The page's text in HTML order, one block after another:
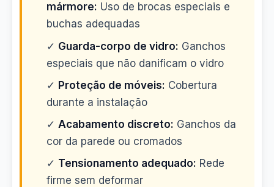
mármore: Uso de brocas especiais e
buchas adequadas
✓ Guarda-corpo de vidro: Ganchos
especiais que não danificam o vidro
✓ Proteção de móveis: Cobertura
durante a instalação
✓ Acabamento discreto: Ganchos da
cor da parede ou cromados
✓ Tensionamento adequado: Rede
firme sem deformar